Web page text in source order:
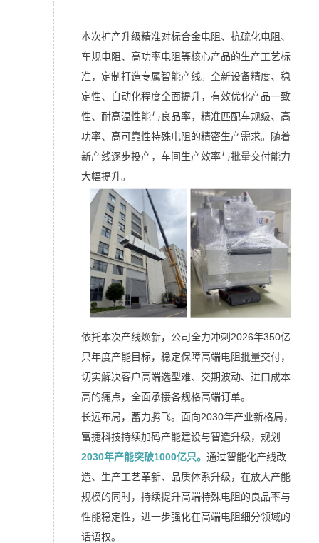
本次扩产升级精准对标合金电阻、抗硫化电阻、
车规电阻、高功率电阻等核心产品的生产工艺标
准，定制打造专属智能产线。全新设备精度、稳
定性、自动化程度全面提升，有效优化产品一致
性、耐高温性能与良品率，精准匹配车规级、高
功率、高可靠性特殊电阻的精密生产需求。随着
新产线逐步投产，车间生产效率与批量交付能力
大幅提升。
依托本次产线焕新，公司全力冲刺2026年350亿
只年度产能目标，稳定保障高端电阻批量交付，
切实解决客户高端选型难、交期波动、进口成本
高的痛点，全面承接各规格高端订单。
长远布局，蓄力腾飞。面向2030年产业新格局，
富捷科技持续加码产能建设与智造升级，规划
2030年产能突破1000亿只。通过智能化产线改
造、生产工艺革新、品质体系升级，在放大产能
规模的同时，持续提升高端特殊电阻的良品率与
性能稳定性，进一步强化在高端电阻细分领域的
话语权。